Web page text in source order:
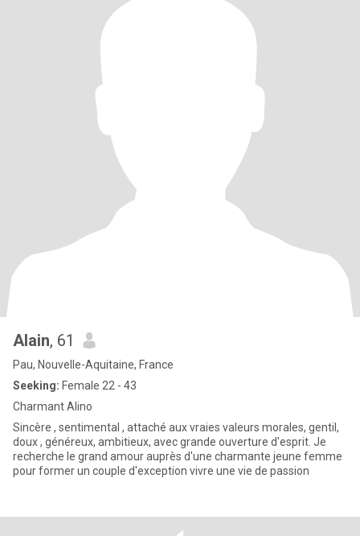
Alain, 61
Pau, Nouvelle-Aquitaine, France
Seeking: Female 22 - 43
Charmant Alino
Sincère , sentimental , attaché aux vraies valeurs morales, gentil,
doux , généreux, ambitieux, avec grande ouverture d'esprit. Je
recherche le grand amour auprès d'une charmante jeune femme
pour former un couple d'exception vivre une vie de passion